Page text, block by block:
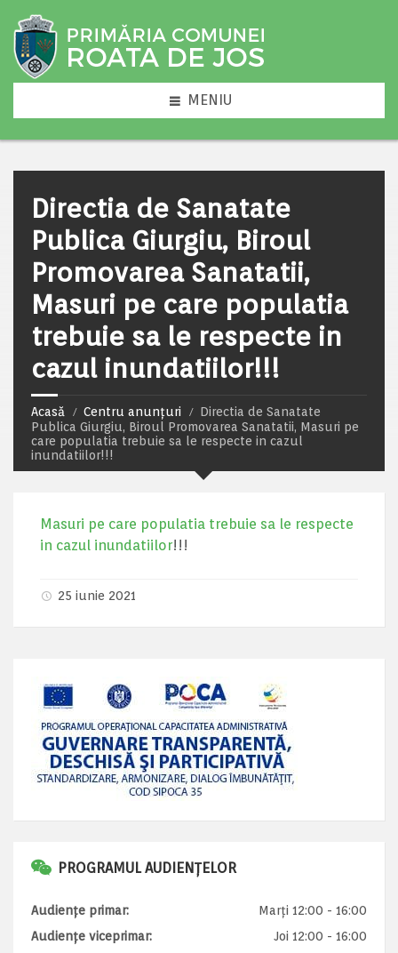
MENIU
Directia de Sanatate
Publica Giurgiu, Biroul
Promovarea Sanatatii,
Masuri pe care populatia
trebuie sa le respecte in
cazul inundatiilor!!!
Acasă Centru anunțuri
Directia de Sanatate
Publica Giurgiu, Biroul Promovarea Sanatatii, Masuri pe
care populatia trebuie sa le respecte in cazul
inundatiilor!!!
Masuri pe care populatia trebuie sa le respecte
in cazul inundatiilor!!!
25 iunie 2021
PROGRAMUL AUDIENȚELOR
Audiențe primar:
Marți 12:00 - 16:00
Audiențe viceprimar:
Joi 12:00 - 16:00